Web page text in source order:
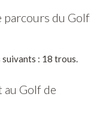
parcours du Golf
suivants : 18 trous.
au Golf de